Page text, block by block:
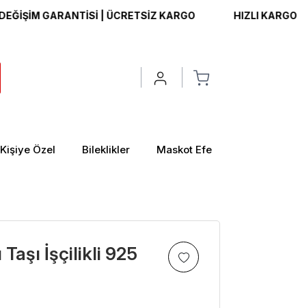
| ÜCRETSİZ KARGO HIZLI KARGO | İADE
Kişiye Özel Bileklikler Maskot Efe
İşçilikli 925